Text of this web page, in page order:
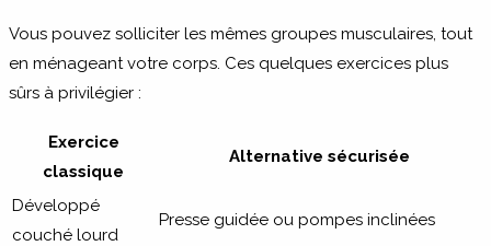
Vous pouvez solliciter les mêmes groupes musculaires, tout
en ménageant votre corps. Ces quelques exercices plus
sûrs à privilégier :
Exercice
classique
Alternative sécurisée
Développé
couché lourd
Presse guidée ou pompes inclinées